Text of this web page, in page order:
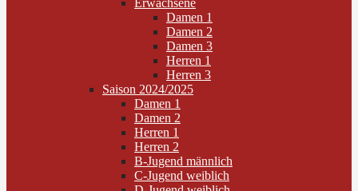
Erwachsene
Damen 1
Damen 2
Damen 3
Herren 1
Herren 3
Saison 2024/2025
Damen 1
Damen 2
Herren 1
Herren 2
B-Jugend männlich
C-Jugend weiblich